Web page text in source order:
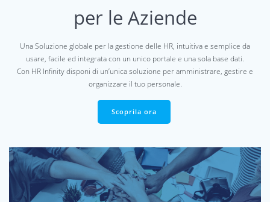
per le Aziende
Una Soluzione globale per la gestione delle HR, intuitiva e semplice da
usare, facile ed integrata con un unico portale e una sola base dati.
Con HR Infinity disponi di un’unica soluzione per amministrare, gestire e
organizzare il tuo personale.
Scoprila ora